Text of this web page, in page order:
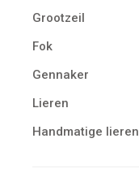
Grootzeil
Fok
Gennaker
Lieren
Handmatige lieren